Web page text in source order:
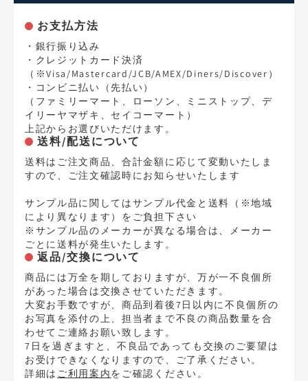
お支払方法
・銀行振り込み
・クレジットカード決済
（※Visa/Mastercard/JCB/AMEX/Diners/Discover）
・コンビニ払い（先払い）
（ファミリーマート、ローソン、ミニストップ、デ
イリーヤマザキ、セイコーマート）
上記からお選びいただけます。
送料/配送について
送料はご注文商品、合計金額に応じて変動いたしま
すので、ご注文確認時にお知らせいたします
サンプル品に関してはサンプル代金と送料（※地域
により異なります）をご負担下さい
※サンプル品のメーカーが異なる場合は、メーカー
ごとに送料が発生いたします。
返品/交換について
商品には万全を期しておりますが、万が一不良個所
があった場合は交換させていただきます。
大変お手数ですが、商品到着後7日以内に不良個所の
お写真を添付の上、担当者まで不良の商品数量を合
わせてご連絡お願い致します。
7日を過ぎますと、不良品であっても交換のご要望は
お受けできなくなりますので、ご了承ください。
詳細は ご利用案内をご確認ください。